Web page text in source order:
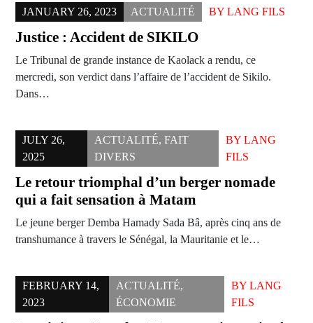
JANUARY 26, 2023 ACTUALITÉ BY LANG FILS
Justice : Accident de SIKILO
Le Tribunal de grande instance de Kaolack a rendu, ce
mercredi, son verdict dans l’affaire de l’accident de Sikilo.
Dans…
JULY 26,
2025
ACTUALITÉ, FAIT
DIVERS
BYLANG
FILS
Le retour triomphal d’un berger nomade
qui a fait sensation à Matam
Le jeune berger Demba Hamady Sada Bâ, après cinq ans de
transhumance à travers le Sénégal, la Mauritanie et le…
FEBRUARY 14,
2023
ACTUALITÉ,
ÉCONOMIE
BY LANG
FILS